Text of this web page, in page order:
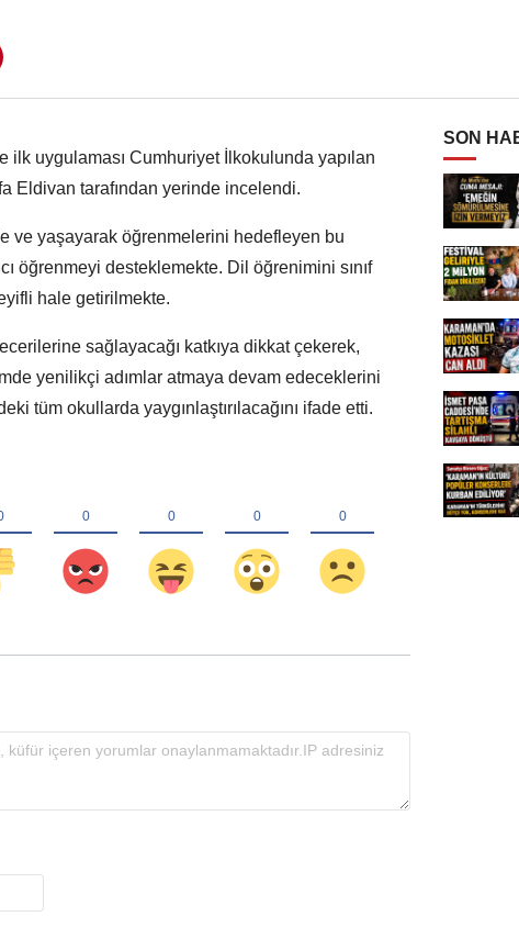
uygulaması Cumhuriyet İlkokulunda yapılan
Eldivan tarafından yerinde incelendi.
ve yaşayarak öğrenmelerini hedefleyen bu
öğrenmeyi desteklemekte. Dil öğrenimini sınıf
hale getirilmekte.
sağlayacağı katkıya dikkat çekerek,
yenilikçi adımlar atmaya devam edeceklerini
tüm okullarda yaygınlaştırılacağını ifade etti.
SON